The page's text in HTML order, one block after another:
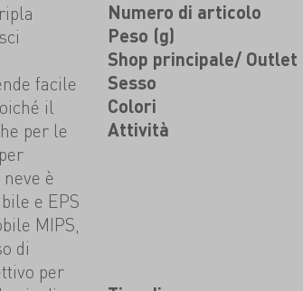
facile
il
per le
è
e EPS
MIPS,
di
per
Numero di articolo
Peso (g)
Shop principale/ Outlet
Sesso
Colori
Attività